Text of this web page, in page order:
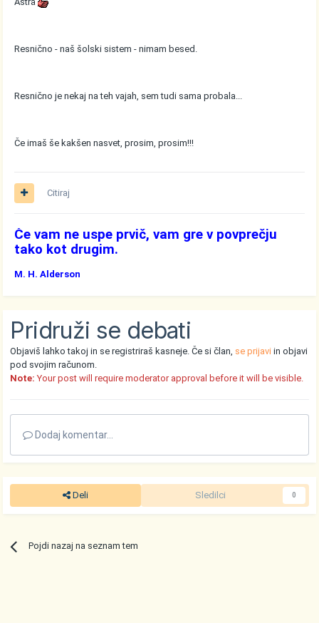
Resnično - naš šolski sistem - nimam besed.
Resnično je nekaj na teh vajah, sem tudi sama probala...
Če imaš še kakšen nasvet, prosim, prosim!!!
Citiraj
Če vam ne uspe prvič, vam gre v povprečju
tako kot drugim.
M. H. Alderson
Pridruži se debati
Objaviš lahko takoj in se registriraš kasneje. Če si član, se prijavi in objavi
pod svojim računom.
Note: Your post will require moderator approval before it will be visible.
Dodaj komentar...
Deli Sledilci 0
Pojdi nazaj na seznam tem